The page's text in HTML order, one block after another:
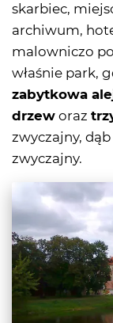
skarbiec,
archiwum,
malowniczo
właśnie park,
zabytkowa
drzew oraz
zwyczajny,
zwyczajny.